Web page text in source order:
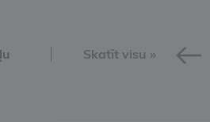
Skatīt visu »